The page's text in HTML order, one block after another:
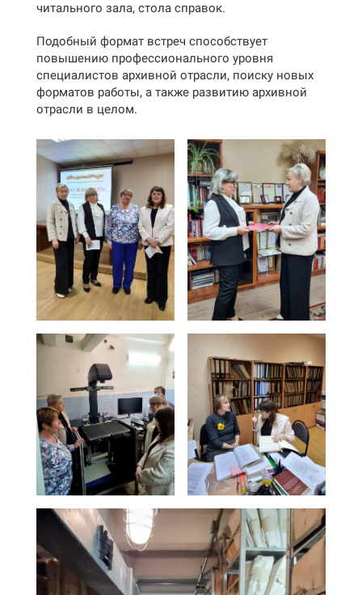
читального зала, стола справок.
Подобный формат встреч способствует
повышению профессионального уровня
специалистов архивной отрасли, поиску новых
форматов работы, а также развитию архивной
отрасли в целом.